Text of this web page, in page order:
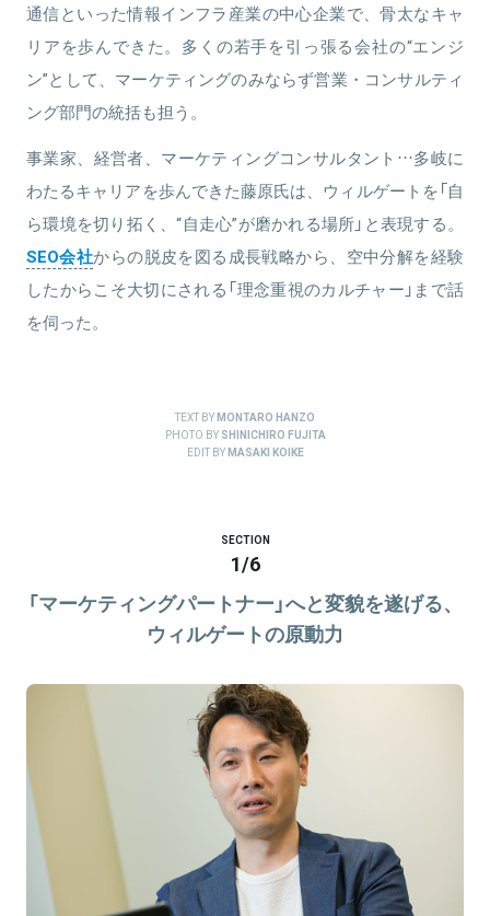
通信といった情報インフラ産業の中心企業で、骨太なキャ
リアを歩んできた。多くの若手を引っ張る会社の“エンジ
ン”として、マーケティングのみならず営業・コンサルティ
ング部門の統括も担う。
事業家、経営者、マーケティングコンサルタント…多岐に
わたるキャリアを歩んできた藤原氏は、ウィルゲートを「自
ら環境を切り拓く、“自走心”が磨かれる場所」と表現する。
SEO会社からの脱皮を図る成長戦略から、空中分解を経験
したからこそ大切にされる「理念重視のカルチャー」まで話
を伺った。
TEXT BYMONTARO HANZO
PHOTO BY SHINICHIRO FUJITA
EDIT BYMASAKI KOIKE
SECTION
1/6
「マーケティングパートナー」へと変貌を遂げる、
ウィルゲートの原動力